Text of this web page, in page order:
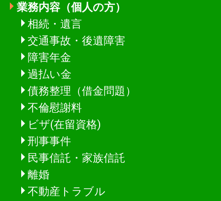
業務内容（個人の方）
相続・遺言
交通事故・後遺障害
障害年金
過払い金
債務整理（借金問題）
不倫慰謝料
ビザ(在留資格)
刑事事件
民事信託・家族信託
離婚
不動産トラブル